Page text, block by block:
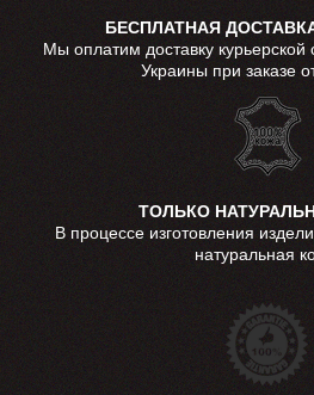
БЕСПЛАТНАЯ
Мы оплатим доставку
Украины при заказе
ТОЛЬКО
В процессе изготовления
натуральная